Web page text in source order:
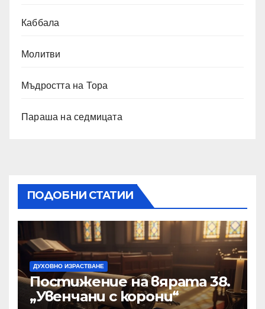
Каббала
Молитви
Мъдростта на Тора
Параша на седмицата
ПОДОБНИ СТАТИИ
ДУХОВНО ИЗРАСТВАНЕ
Постижение на вярата 38.
„Увенчани с корони“